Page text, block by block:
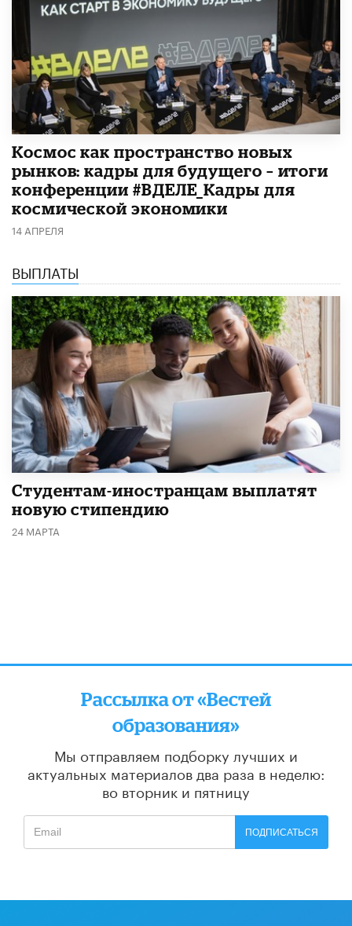
Космос как пространство новых
рынков: кадры для будущего – итоги
конференции #ВДЕЛЕ_Кадры для
космической экономики
14 АПРЕЛЯ
ВЫПЛАТЫ
Студентам-иностранцам выплатят
новую стипендию
24 МАРТА
Рассылка от «Вестей
образования»
Мы отправляем подборку лучших и
актуальных материалов два раза в неделю:
во вторник и пятницу
ПОДПИСАТЬСЯ